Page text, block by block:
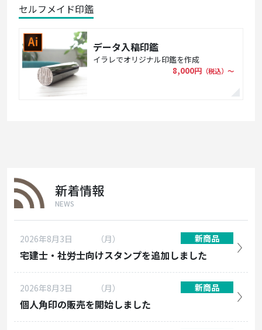
セルフメイド印鑑
データ入稿印鑑
イラレでオリジナル印鑑を作成
8,000円 （税込）〜
新着情報
NEWS
2026年8月3日 （月） 新商品
宅建士・社労士向けスタンプを追加しました
2026年8月3日 （月） 新商品
個人角印の販売を開始しました